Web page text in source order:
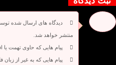
دیدگاه های ارسال شده
منتشر خواهد شد.
پیام هایی که حاوی تهمت یا
پیام هایی که به غیر از